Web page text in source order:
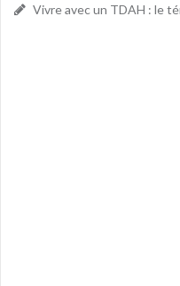
Vivre avec un TDAH : le